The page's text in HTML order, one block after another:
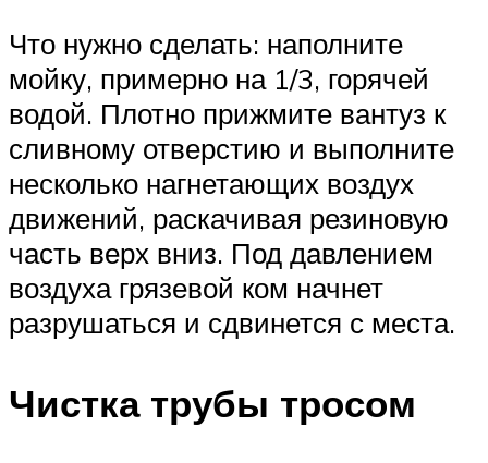
Что нужно сделать: наполните
мойку, примерно на 1/3, горячей
водой. Плотно прижмите вантуз к
сливному отверстию и выполните
несколько нагнетающих воздух
движений, раскачивая резиновую
часть верх вниз. Под давлением
воздуха грязевой ком начнет
разрушаться и сдвинется с места.
Чистка трубы тросом